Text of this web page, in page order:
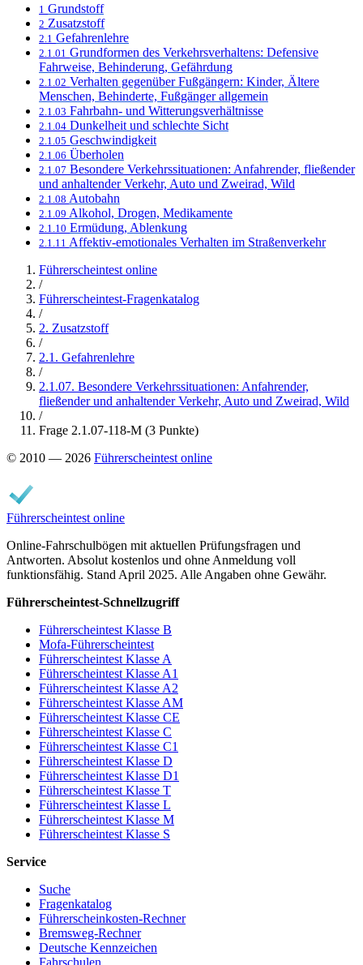
1 Grundstoff
2 Zusatzstoff
2.1 Gefahrenlehre
2.1.01 Grundformen des Verkehrsverhaltens: Defensive
Fahrweise, Behinderung, Gefährdung
2.1.02 Verhalten gegenüber Fußgängern: Kinder, Ältere
Menschen, Behinderte, Fußgänger allgemein
2.1.03 Fahrbahn- und Witterungsverhältnisse
2.1.04 Dunkelheit und schlechte Sicht
2.1.05 Geschwindigkeit
2.1.06 Überholen
2.1.07 Besondere Verkehrssituationen: Anfahrender, fließender
und anhaltender Verkehr, Auto und Zweirad, Wild
2.1.08 Autobahn
2.1.09 Alkohol, Drogen, Medikamente
2.1.10 Ermüdung, Ablenkung
2.1.11 Affektiv-emotionales Verhalten im Straßenverkehr
Führerscheintest online
/
Führerscheintest-Fragenkatalog
/
2. Zusatzstoff
/
2.1. Gefahrenlehre
/
2.1.07. Besondere Verkehrssituationen: Anfahrender,
fließender und anhaltender Verkehr, Auto und Zweirad, Wild
/
Frage 2.1.07-118-M (3 Punkte)
© 2010 — 2026 Führerscheintest online
Führerscheintest online
Online-Fahrschulbögen mit aktuellen Prüfungsfragen und
Antworten. Absolut kostenlos und ohne Anmeldung voll
funktionsfähig. Stand April 2025. Alle Angaben ohne Gewähr.
Führerscheintest-Schnellzugriff
Führerscheintest Klasse B
Mofa-Führerscheintest
Führerscheintest Klasse A
Führerscheintest Klasse A1
Führerscheintest Klasse A2
Führerscheintest Klasse AM
Führerscheintest Klasse CE
Führerscheintest Klasse C
Führerscheintest Klasse C1
Führerscheintest Klasse D
Führerscheintest Klasse D1
Führerscheintest Klasse T
Führerscheintest Klasse L
Führerscheintest Klasse M
Führerscheintest Klasse S
Service
Suche
Fragenkatalog
Führerscheinkosten-Rechner
Bremsweg-Rechner
Deutsche Kennzeichen
Fahrschulen